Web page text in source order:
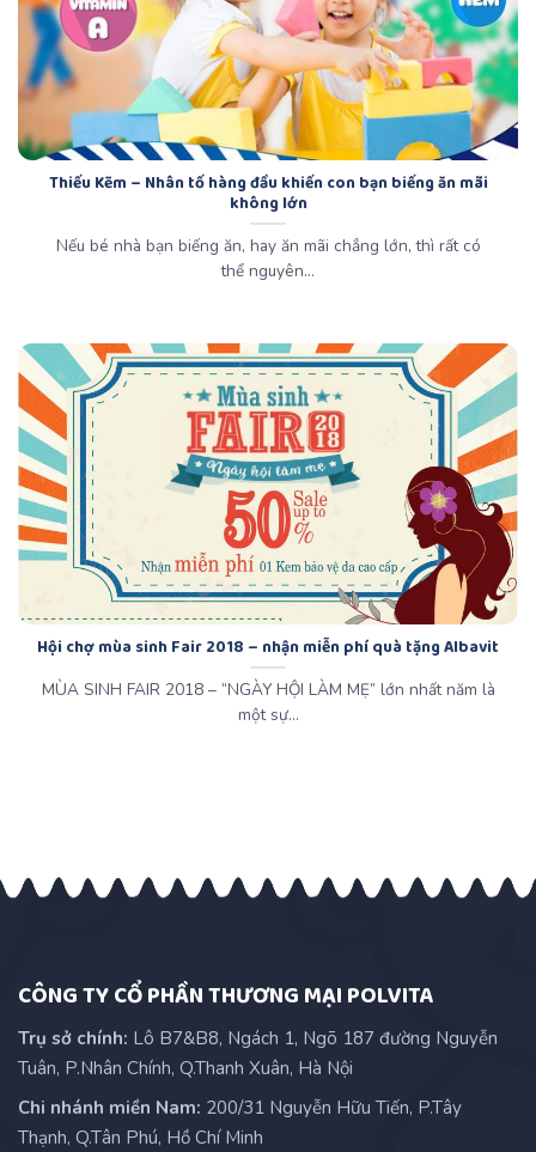
Thiếu Kẽm – Nhân tố hàng đầu khiến con bạn biếng ăn mãi
không lớn
Nếu bé nhà bạn biếng ăn, hay ăn mãi chẳng lớn, thì rất có
thể nguyên...
Hội chợ mùa sinh Fair 2018 – nhận miễn phí quà tặng Albavit
MÙA SINH FAIR 2018 – “NGÀY HỘI LÀM MẸ” lớn nhất năm là
một sự...
CÔNG TY CỔ PHẦN THƯƠNG MẠI POLVITA
Trụ sở chính: Lô B7&B8, Ngách 1, Ngõ 187 đường Nguyễn
Tuân, P.Nhân Chính, Q.Thanh Xuân, Hà Nội
Chi nhánh miền Nam: 200/31 Nguyễn Hữu Tiến, P.Tây
Thạnh, Q.Tân Phú, Hồ Chí Minh